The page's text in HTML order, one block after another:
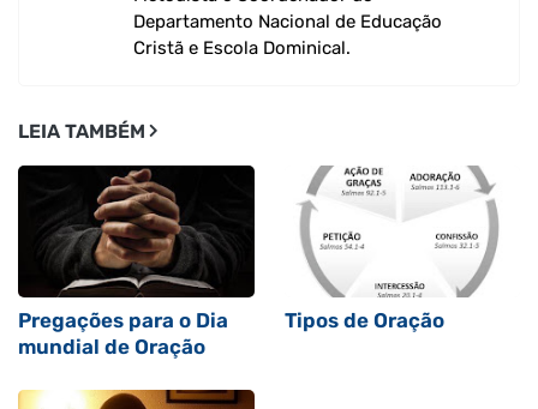
Departamento Nacional de Educação
Cristã e Escola Dominical.
LEIA TAMBÉM
Pregações para o Dia
mundial de Oração
Tipos de Oração